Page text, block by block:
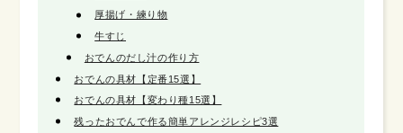
厚揚げ・練り物
牛すじ
おでんのだし汁の作り方
おでんの具材【定番15選】
おでんの具材【変わり種15選】
残ったおでんで作る簡単アレンジレシピ3選